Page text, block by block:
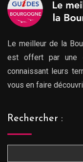
Le meilleur de la
est offert par une
connaissant leurs
vous en faire
Rechercher :